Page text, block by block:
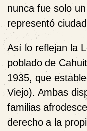
nunca fue solo
representó
Así lo reflejan la
poblado de
1935, que
Viejo). Ambas
familias
derecho a la